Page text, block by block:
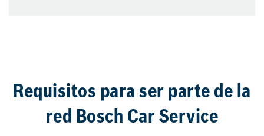
Requisitos para ser parte de la
red Bosch Car Service